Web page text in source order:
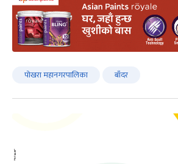
पोखरा महानगरपालिका बाँदर